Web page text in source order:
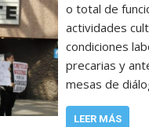
o total de
actividades
condiciones
precarias y
mesas de
LEER MÁS